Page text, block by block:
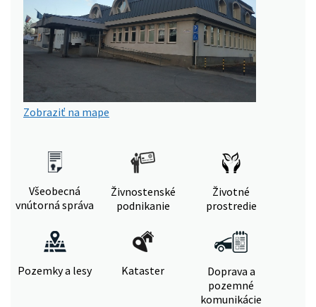
Zobraziť na mape
Všeobecná
vnútorná správa
Živnostenské
podnikanie
Životné
prostredie
Pozemky a lesy Kataster
Doprava a
pozemné
komunikácie